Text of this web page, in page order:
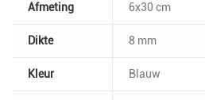
Afmeting 6x30 cm
Dikte 8 mm
Kleur Blauw